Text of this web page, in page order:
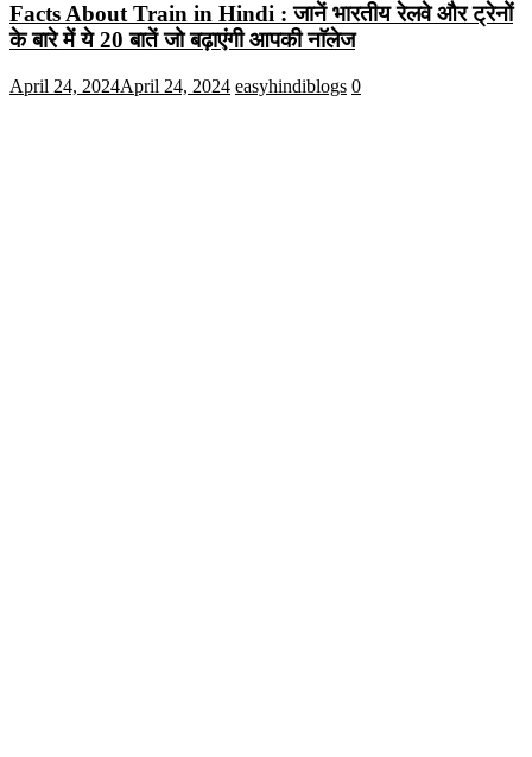
Facts About Train in Hindi : जानें भारतीय रेलवे और ट्रेनों
के बारे में ये 20 बातें जो बढ़ाएंगी आपकी नाॅलेज
April 24, 2024April 24, 2024 easyhindiblogs 0